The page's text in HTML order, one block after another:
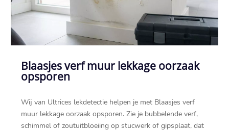
Blaasjes verf muur lekkage oorzaak
opsporen
Wij van Ultrices lekdetectie helpen je met Blaasjes verf
muur lekkage oorzaak opsporen.​ Zie je bubbelende verf,
schimmel of zoutuitbloeiing op stucwerk of gipsplaat, dat